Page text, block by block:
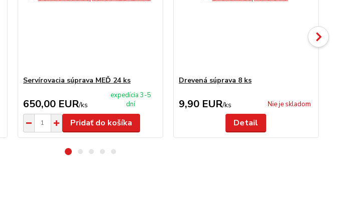
Servírovacia súprava MEĎ 24 ks
650,00 EUR/ks
expedícia 3-5
dní
Pridať do košíka
Drevená súprava 8 ks
9,90 EUR/ks Nie je skladom
Detail